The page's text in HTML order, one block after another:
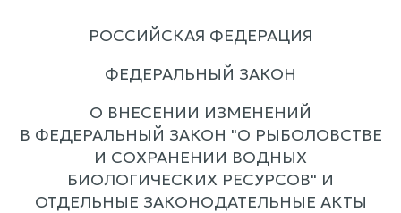
РОССИЙСКАЯ ФЕДЕРАЦИЯ
ФЕДЕРАЛЬНЫЙ ЗАКОН
О ВНЕСЕНИИ ИЗМЕНЕНИЙ
В ФЕДЕРАЛЬНЫЙ ЗАКОН "О РЫБОЛОВСТВЕ
И СОХРАНЕНИИ ВОДНЫХ
БИОЛОГИЧЕСКИХ РЕСУРСОВ" И
ОТДЕЛЬНЫЕ ЗАКОНОДАТЕЛЬНЫЕ АКТЫ